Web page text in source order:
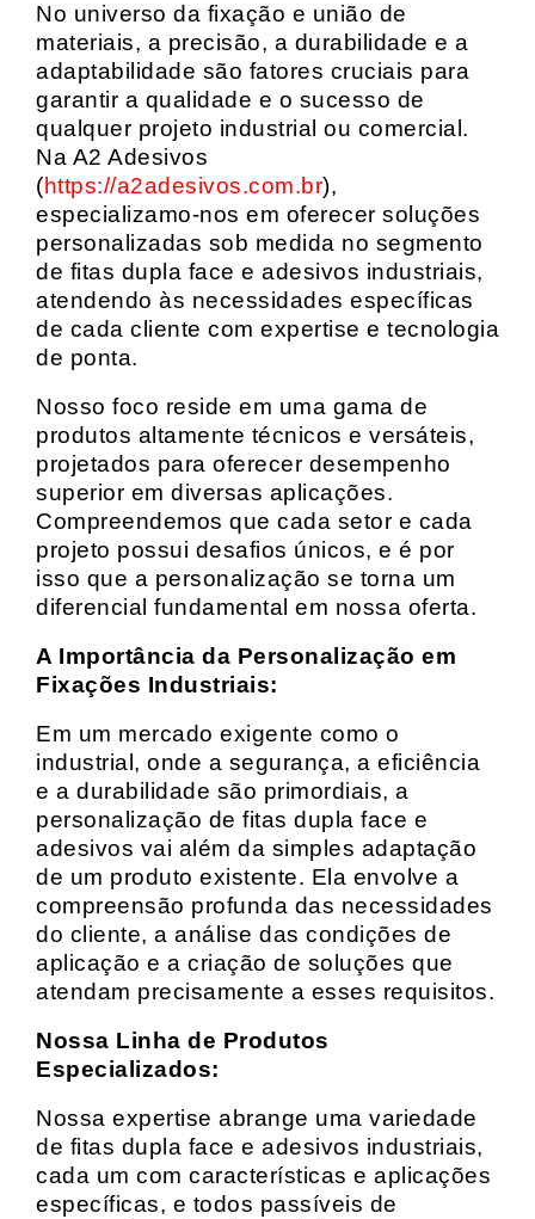
No universo da fixação e união de
materiais, a precisão, a durabilidade e a
adaptabilidade são fatores cruciais para
garantir a qualidade e o sucesso de
qualquer projeto industrial ou comercial.
Na A2 Adesivos
(https://a2adesivos.com.br),
especializamo-nos em oferecer soluções
personalizadas sob medida no segmento
de fitas dupla face e adesivos industriais,
atendendo às necessidades específicas
de cada cliente com expertise e tecnologia
de ponta.
Nosso foco reside em uma gama de
produtos altamente técnicos e versáteis,
projetados para oferecer desempenho
superior em diversas aplicações.
Compreendemos que cada setor e cada
projeto possui desafios únicos, e é por
isso que a personalização se torna um
diferencial fundamental em nossa oferta.
A Importância da Personalização em
Fixações Industriais:
Em um mercado exigente como o
industrial, onde a segurança, a eficiência
e a durabilidade são primordiais, a
personalização de fitas dupla face e
adesivos vai além da simples adaptação
de um produto existente. Ela envolve a
compreensão profunda das necessidades
do cliente, a análise das condições de
aplicação e a criação de soluções que
atendam precisamente a esses requisitos.
Nossa Linha de Produtos
Especializados:
Nossa expertise abrange uma variedade
de fitas dupla face e adesivos industriais,
cada um com características e aplicações
específicas, e todos passíveis de